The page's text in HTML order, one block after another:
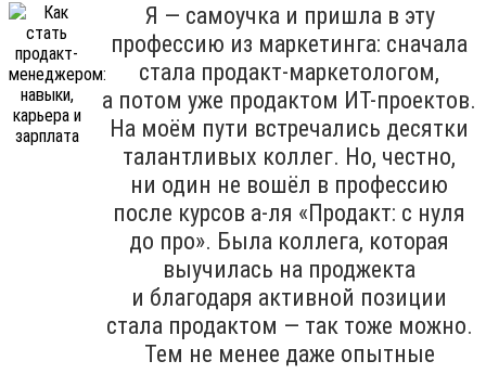
Я — самоучка и пришла в эту
профессию из маркетинга: сначала
стала продакт-маркетологом,
а потом уже продактом ИТ-проектов.
На моём пути встречались десятки
талантливых коллег. Но, честно,
ни один не вошёл в профессию
после курсов а-ля «Продакт: с нуля
до про». Была коллега, которая
выучилась на проджекта
и благодаря активной позиции
стала продактом — так тоже можно.
Тем не менее даже опытные